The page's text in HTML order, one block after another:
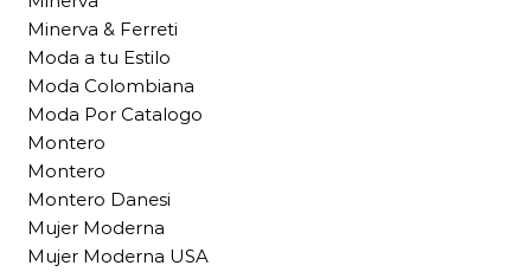
Minerva & Ferreti
Moda a tu Estilo
Moda Colombiana
Moda Por Catalogo
Montero
Montero
Montero Danesi
Mujer Moderna
Mujer Moderna USA